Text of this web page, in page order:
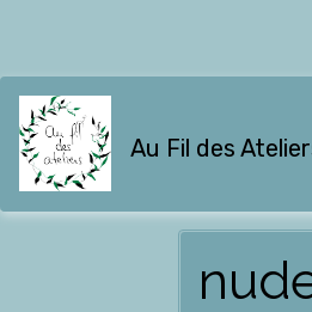
Au Fil des